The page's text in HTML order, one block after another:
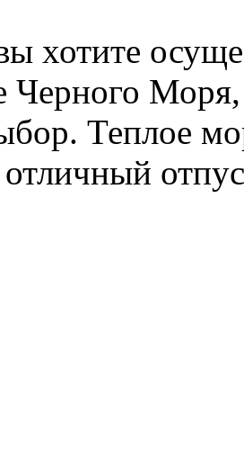
хотите
Черного
Теплое
отличный